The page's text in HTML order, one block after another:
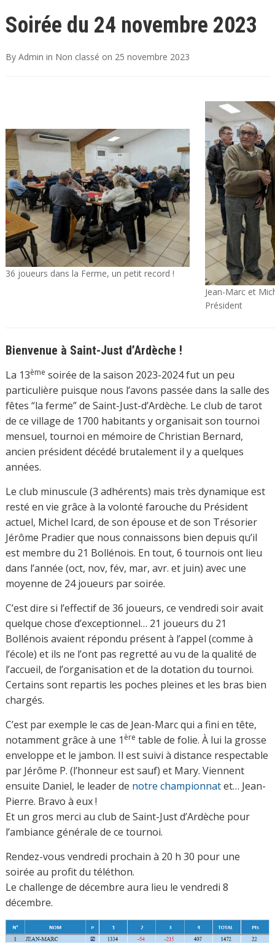
Soirée du 24 novembre 2023
By Admin in Non classé on 25 novembre 2023
36 joueurs dans la Ferme, un petit record !
Jean-Marc et
Président
Bienvenue à Saint-Just d’Ardèche !
La 13ème soirée de la saison 2023-2024 fut un peu
particulière puisque nous l’avons passée dans la salle des
fêtes “la ferme” de Saint-Just-d’Ardèche. Le club de tarot
de ce village de 1700 habitants y organisait son tournoi
mensuel, tournoi en mémoire de Christian Bernard,
ancien président décédé brutalement il y a quelques
années.
Le club minuscule (3 adhérents) mais très dynamique est
resté en vie grâce à la volonté farouche du Président
actuel, Michel Icard, de son épouse et de son Trésorier
Jérôme Pradier que nous connaissons bien depuis qu’il
est membre du 21 Bollénois. En tout, 6 tournois ont lieu
dans l’année (oct, nov, fév, mar, avr. et juin) avec une
moyenne de 24 joueurs par soirée.
C’est dire si l’effectif de 36 joueurs, ce vendredi soir avait
quelque chose d’exceptionnel… 21 joueurs du 21
Bollénois avaient répondu présent à l’appel (comme à
l’école) et ils ne l’ont pas regretté au vu de la qualité de
l’accueil, de l’organisation et de la dotation du tournoi.
Certains sont repartis les poches pleines et les bras bien
chargés.
C’est par exemple le cas de Jean-Marc qui a fini en tête,
notamment grâce à une 1 ère table de folie. À lui la grosse
enveloppe et le jambon. Il est suivi à distance respectable
par Jérôme P. (l’honneur est sauf) et Mary. Viennent
ensuite Daniel, le leader de notre championnatet… Jean-
Pierre. Bravo à eux !
Et un gros merci au club de Saint-Just d’Ardèche pour
l’ambiance générale de ce tournoi.
Rendez-vous vendredi prochain à 20 h 30 pour une
soirée au profit du téléthon.
Le challenge de décembre aura lieu le vendredi 8
décembre.